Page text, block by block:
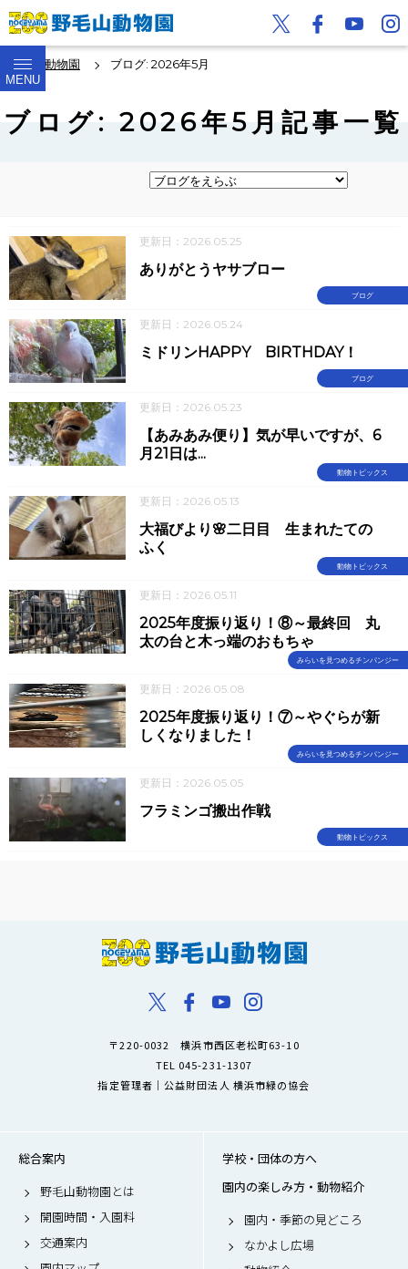
MENU
野毛山動物園 ブログ: 2026年5月
ブログ: 2026年5月記事一覧
更新日：2026.05.25
ブログ
ありがとうヤサブロー
更新日：2026.05.24
ブログ
ミドリンHAPPY BIRTHDAY！
更新日：2026.05.23
動物トピックス
【あみあみ便り】気が早いですが、6
月21日は...
更新日：2026.05.13
動物トピックス
大福びより🌸二日目 生まれたての
ふく
更新日：2026.05.11
みらいを見つめるチンパンジー
2025年度振り返り！⑧～最終回 丸
太の台と木っ端のおもちゃ
更新日：2026.05.08
みらいを見つめるチンパンジー
2025年度振り返り！⑦～やぐらが新
しくなりました！
更新日：2026.05.05
動物トピックス
フラミンゴ搬出作戦
〒220-0032 横浜市西区老松町63-10
TEL 045-231-1307
指定管理者｜公益財団法人 横浜市緑の協会
総合案内
野毛山動物園とは
開園時間・入園料
交通案内
学校・団体の方へ
園内の楽しみ方・動物紹介
園内・季節の見どころ
なかよし広場